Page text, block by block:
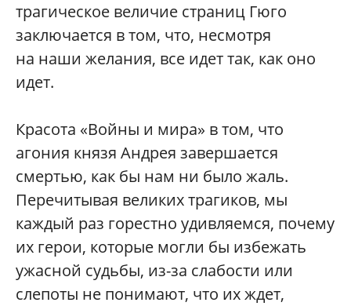
трагическое величие страниц Гюго
заключается в том, что, несмотря
на наши желания, все идет так, как оно
идет.
Красота «Войны и мира» в том, что
агония князя Андрея завершается
смертью, как бы нам ни было жаль.
Перечитывая великих трагиков, мы
каждый раз горестно удивляемся, почему
их герои, которые могли бы избежать
ужасной судьбы, из-за слабости или
слепоты не понимают, что их ждет,